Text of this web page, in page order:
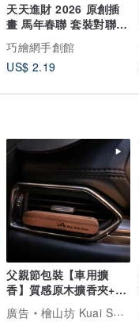
天天進財 2026 原創插
畫 馬年春聯 套裝對聯
長方型
巧繪網手創館
US$ 2.19
父親節包裝【車用擴
香】質感原木擴香夾+檜
木精油5ml 香氛禮盒
廣告
檜山坊 Kuai Shan Fang︱台灣檜木香氛領導品牌，療癒森林